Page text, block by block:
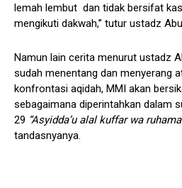
lemah lembut dan tidak bersifat
mengikuti dakwah,” tutur ustadz
Namun lain cerita menurut ustadz
sudah menentang dan menyerang
konfrontasi aqidah, MMI akan
sebagaimana diperintahkan dalam
29 “Asyidda’u alal kuffar wa
tandasnyanya.